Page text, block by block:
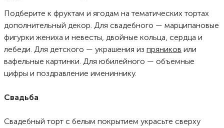
Подберите к фруктам и ягодам на тематических тортах
дополнительный декор. Для свадебного — марципановые
фигурки жениха и невесты, двойные кольца, сердца и
лебеди. Для детского — украшения из пряников или
вафельные картинки. Для юбилейного — объемные
цифры и поздравление имениннику.
Свадьба
Свадебный торт с белым покрытием украсьте сверху